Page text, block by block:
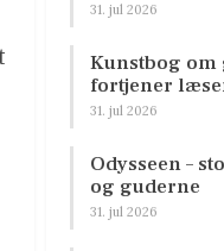
31. jul 2026
Kunstbog
fortjener
31. jul 2026
Odysseen –
og guderne
31. jul 2026